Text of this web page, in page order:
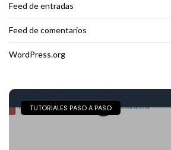
Feed de entradas
Feed de comentarios
WordPress.org
TUTORIALES PASO A PASO